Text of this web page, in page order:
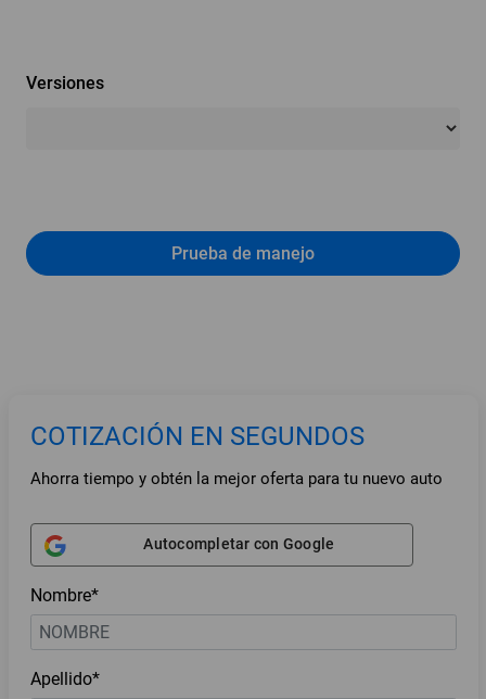
Versiones
Prueba de manejo
COTIZACIÓN EN SEGUNDOS
Ahorra tiempo y obtén la mejor oferta para tu nuevo auto
Autocompletar con Google
Nombre*
Apellido*